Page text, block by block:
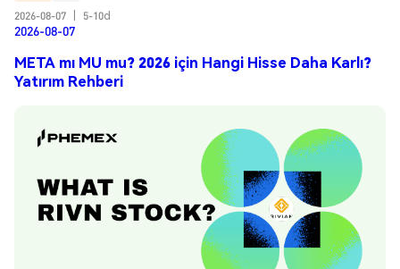
2026-08-07
5-10d
2026-08-07
META mı MU mu? 2026 için Hangi Hisse Daha Karlı?
Yatırım Rehberi